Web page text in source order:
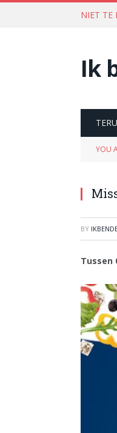
NIET TE
Ik
YOU
BY
Tussen